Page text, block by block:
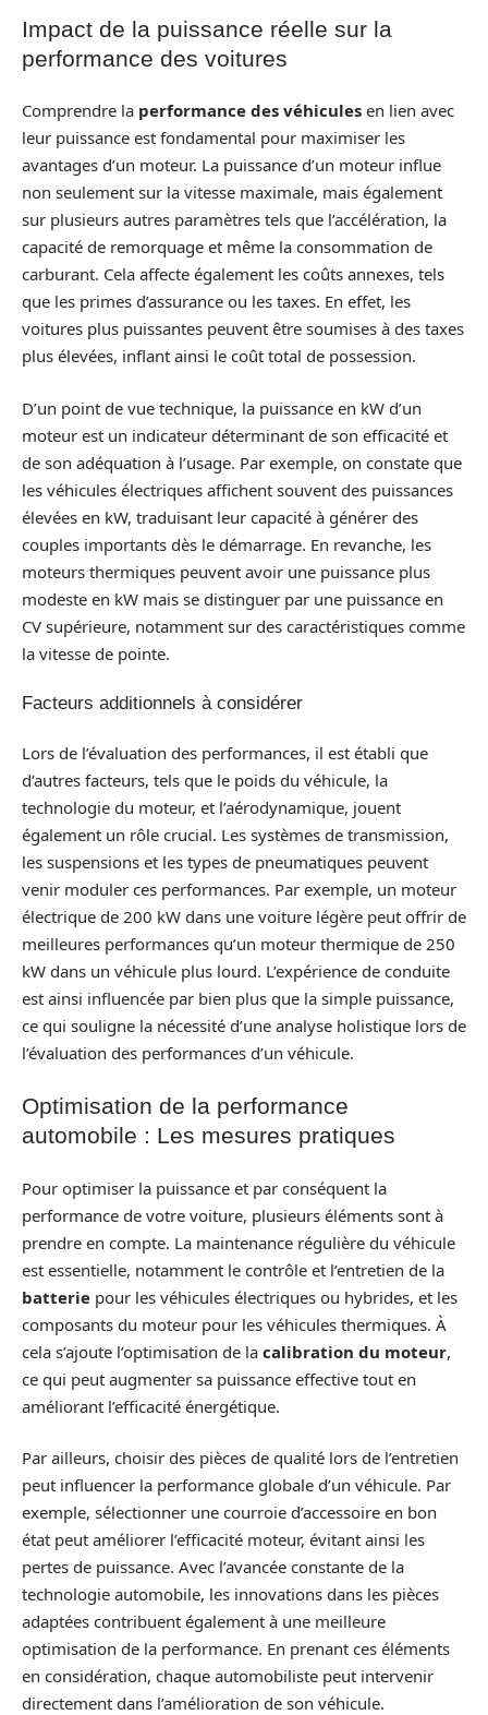
Impact de la puissance réelle sur la
performance des voitures
Comprendre la performance des véhicules en lien avec
leur puissance est fondamental pour maximiser les
avantages d’un moteur. La puissance d’un moteur influe
non seulement sur la vitesse maximale, mais également
sur plusieurs autres paramètres tels que l’accélération, la
capacité de remorquage et même la consommation de
carburant. Cela affecte également les coûts annexes, tels
que les primes d’assurance ou les taxes. En effet, les
voitures plus puissantes peuvent être soumises à des taxes
plus élevées, inflant ainsi le coût total de possession.
D’un point de vue technique, la puissance en kW d’un
moteur est un indicateur déterminant de son efficacité et
de son adéquation à l’usage. Par exemple, on constate que
les véhicules électriques affichent souvent des puissances
élevées en kW, traduisant leur capacité à générer des
couples importants dès le démarrage. En revanche, les
moteurs thermiques peuvent avoir une puissance plus
modeste en kW mais se distinguer par une puissance en
CV supérieure, notamment sur des caractéristiques comme
la vitesse de pointe.
Facteurs additionnels à considérer
Lors de l’évaluation des performances, il est établi que
d’autres facteurs, tels que le poids du véhicule, la
technologie du moteur, et l’aérodynamique, jouent
également un rôle crucial. Les systèmes de transmission,
les suspensions et les types de pneumatiques peuvent
venir moduler ces performances. Par exemple, un moteur
électrique de 200 kW dans une voiture légère peut offrir de
meilleures performances qu’un moteur thermique de 250
kW dans un véhicule plus lourd. L’expérience de conduite
est ainsi influencée par bien plus que la simple puissance,
ce qui souligne la nécessité d’une analyse holistique lors de
l’évaluation des performances d’un véhicule.
Optimisation de la performance
automobile : Les mesures pratiques
Pour optimiser la puissance et par conséquent la
performance de votre voiture, plusieurs éléments sont à
prendre en compte. La maintenance régulière du véhicule
est essentielle, notamment le contrôle et l’entretien de la
batterie pour les véhicules électriques ou hybrides, et les
composants du moteur pour les véhicules thermiques. À
cela s’ajoute l’optimisation de la calibration du moteur,
ce qui peut augmenter sa puissance effective tout en
améliorant l’efficacité énergétique.
Par ailleurs, choisir des pièces de qualité lors de l’entretien
peut influencer la performance globale d’un véhicule. Par
exemple, sélectionner une courroie d’accessoire en bon
état peut améliorer l’efficacité moteur, évitant ainsi les
pertes de puissance. Avec l’avancée constante de la
technologie automobile, les innovations dans les pièces
adaptées contribuent également à une meilleure
optimisation de la performance. En prenant ces éléments
en considération, chaque automobiliste peut intervenir
directement dans l’amélioration de son véhicule.